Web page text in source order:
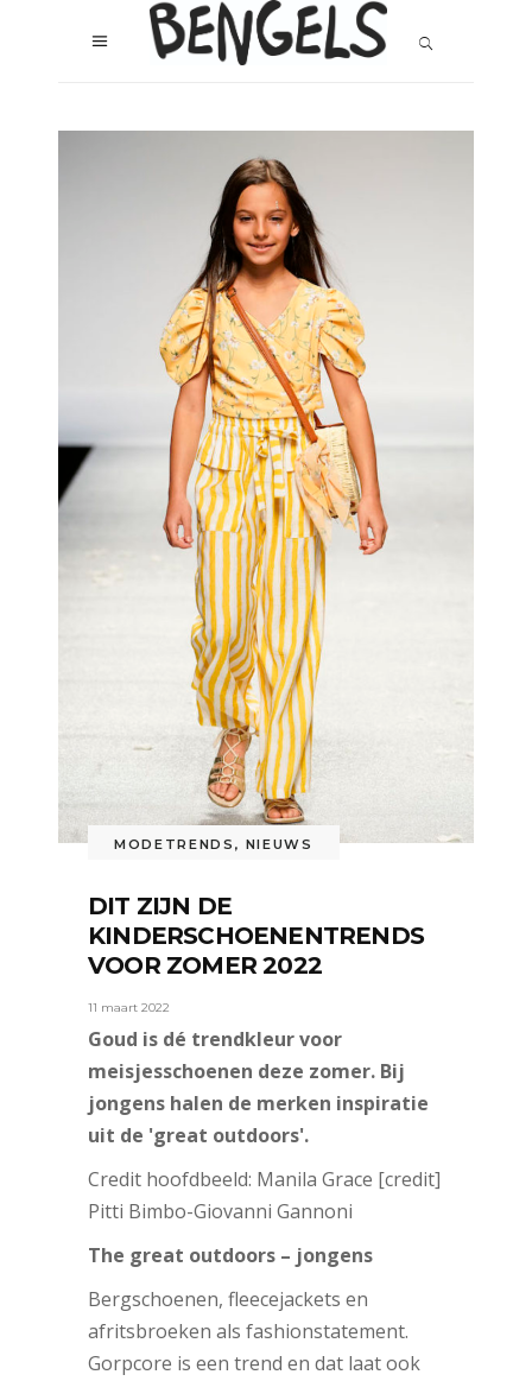
MODETRENDS , NIEUWS
DIT ZIJN DE
KINDERSCHOENENTRENDS
VOOR ZOMER 2022
11 maart 2022
Goud is dé trendkleur voor
meisjesschoenen deze zomer. Bij
jongens halen de merken inspiratie
uit de 'great outdoors'.
Credit hoofdbeeld: Manila Grace [credit]
Pitti Bimbo-Giovanni Gannoni
The great outdoors – jongens
Bergschoenen, fleecejackets en
afritsbroeken als fashionstatement.
Gorpcore is een trend en dat laat ook